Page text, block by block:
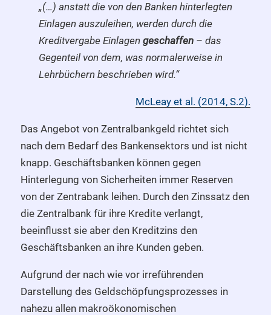
„(…) anstatt die von den Banken hinterlegten
Einlagen auszuleihen, werden durch die
Kreditvergabe Einlagen geschaffen – das
Gegenteil von dem, was normalerweise in
Lehrbüchern beschrieben wird.“
McLeay et al. (2014, S.2).
Das Angebot von Zentralbankgeld richtet sich
nach dem Bedarf des Bankensektors und ist nicht
knapp. Geschäftsbanken können gegen
Hinterlegung von Sicherheiten immer Reserven
von der Zentrabank leihen. Durch den Zinssatz den
die Zentralbank für ihre Kredite verlangt,
beeinflusst sie aber den Kreditzins den
Geschäftsbanken an ihre Kunden geben.
Aufgrund der nach wie vor irreführenden
Darstellung des Geldschöpfungsprozesses in
nahezu allen makroökonomischen